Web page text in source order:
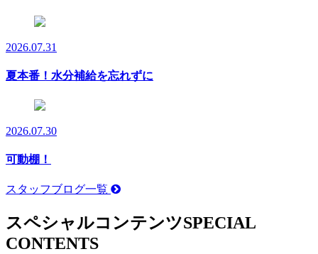
2026.07.31
夏本番！水分補給を忘れずに
2026.07.30
可動棚！
スタッフブログ一覧
スペシャルコンテンツSPECIAL
CONTENTS